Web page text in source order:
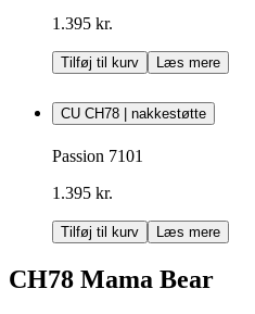
1.395 kr.
Tilføj til kurv Læs mere
CU CH78 | nakkestøtte
Passion 7101
1.395 kr.
Tilføj til kurv Læs mere
CH78 Mama Bear